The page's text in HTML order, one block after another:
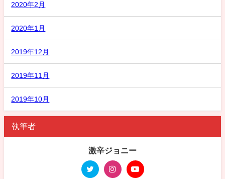
2020年2月
2020年1月
2019年12月
2019年11月
2019年10月
執筆者
激辛ジョニー